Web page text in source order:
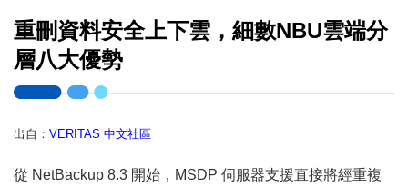
重刪資料安全上下雲，細數NBU雲端分
層八大優勢
出自： VERITAS 中文社區
從 NetBackup 8.3 開始，MSDP 伺服器支援直接將經重複